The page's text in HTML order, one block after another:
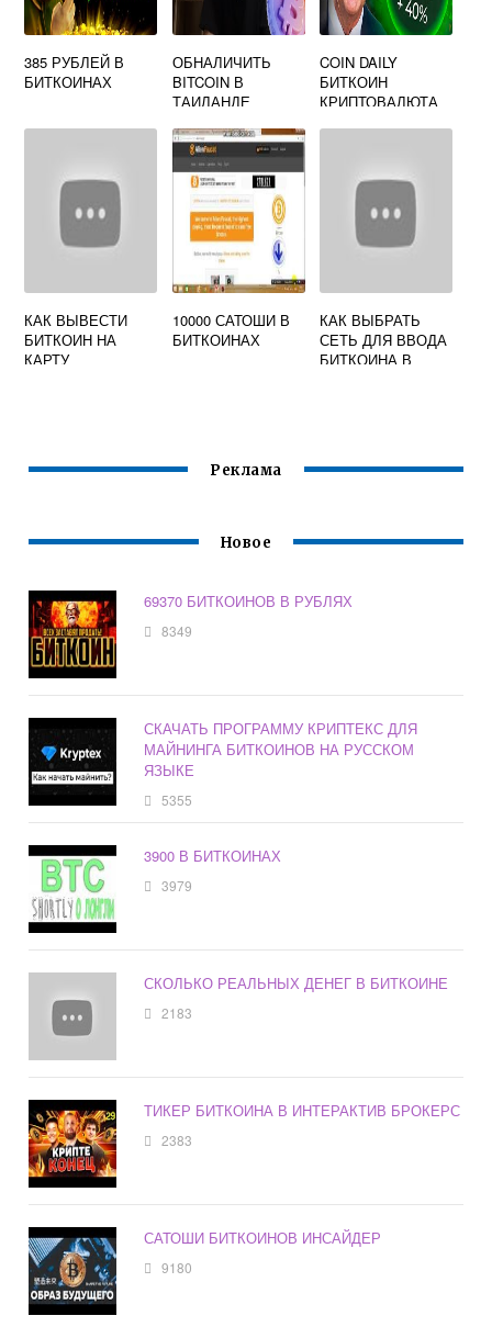
385 РУБЛЕЙ В
БИТКОИНАХ
ОБНАЛИЧИТЬ
BITCOIN В
ТАИЛАНДЕ
COIN DAILY
БИТКОИН
КРИПТОВАЛЮТА
КАК ВЫВЕСТИ
БИТКОИН НА
КАРТУ
10000 САТОШИ В
БИТКОИНАХ
КАК ВЫБРАТЬ
СЕТЬ ДЛЯ ВВОДА
БИТКОИНА В
Реклама
Новое
69370 БИТКОИНОВ В РУБЛЯХ
8349
СКАЧАТЬ ПРОГРАММУ КРИПТЕКС ДЛЯ
МАЙНИНГА БИТКОИНОВ НА РУССКОМ
ЯЗЫКЕ
5355
3900 В БИТКОИНАХ
3979
СКОЛЬКО РЕАЛЬНЫХ ДЕНЕГ В БИТКОИНЕ
2183
ТИКЕР БИТКОИНА В ИНТЕРАКТИВ БРОКЕРС
2383
САТОШИ БИТКОИНОВ ИНСАЙДЕР
9180